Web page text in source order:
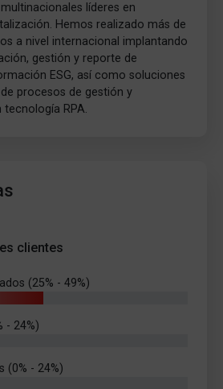
líderes en
Hemos realizado más de
a nivel internacional implantando
gestión y reporte de
ESG, así como soluciones
procesos de gestión y
RPA.
clientes
(25% - 49%)
- 24%)
(0% - 24%)